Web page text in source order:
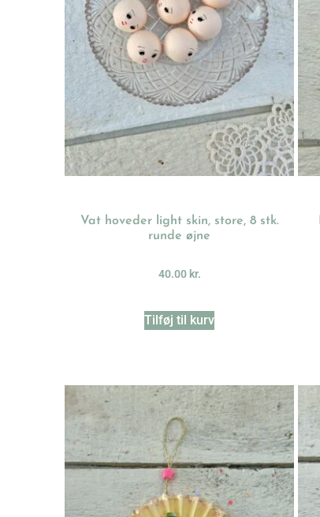
Vat hoveder light skin, store, 8 stk.
runde øjne
40.00 kr.
Tilføj til kurv